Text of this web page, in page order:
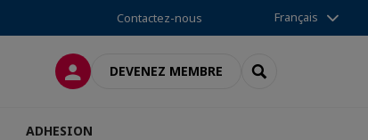
Contactez-nous Français
CONNEXIONDEVENEZ MEMBRE RECHERCHER
ADHESION